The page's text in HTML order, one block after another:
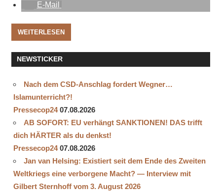
E-Mail
WEITERLESEN
NEWSTICKER
Nach dem CSD-Anschlag fordert Wegner…
Islamunterricht?!
Pressecop24 07.08.2026
AB SOFORT: EU verhängt SANKTIONEN! DAS trifft
dich HÄRTER als du denkst!
Pressecop24 07.08.2026
Jan van Helsing: Existiert seit dem Ende des Zweiten
Weltkriegs eine verborgene Macht? — Interview mit
Gilbert Sternhoff vom 3. August 2026